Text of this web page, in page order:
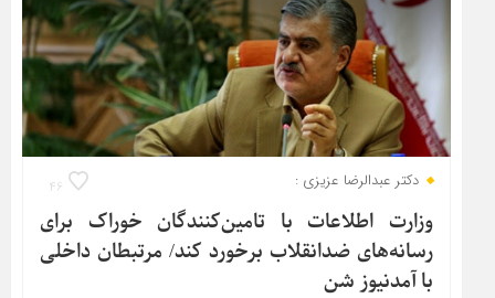
۴۶ دکتر عبدالرضا عزیزی :
وزارت اطلاعات با تامین‌کنندگان خوراک برای
رسانه‌های ضدانقلاب برخورد کند/ مرتبطان داخلی
با آمدنیوز شن